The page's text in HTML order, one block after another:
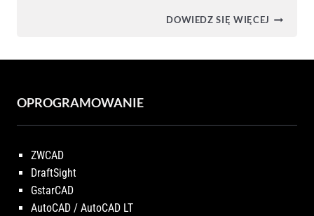
DOWIEDZ SIĘ WIĘCEJ WYDRUK
OPROGRAMOWANIE
ZWCAD
DraftSight
GstarCAD
AutoCAD / AutoCAD LT